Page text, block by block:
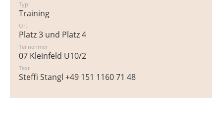
Typ
Training
Ort
Platz 3 und Platz 4
Teilnehmer
07 Kleinfeld U10/2
Text
Steffi Stangl +49 151 1160 71 48